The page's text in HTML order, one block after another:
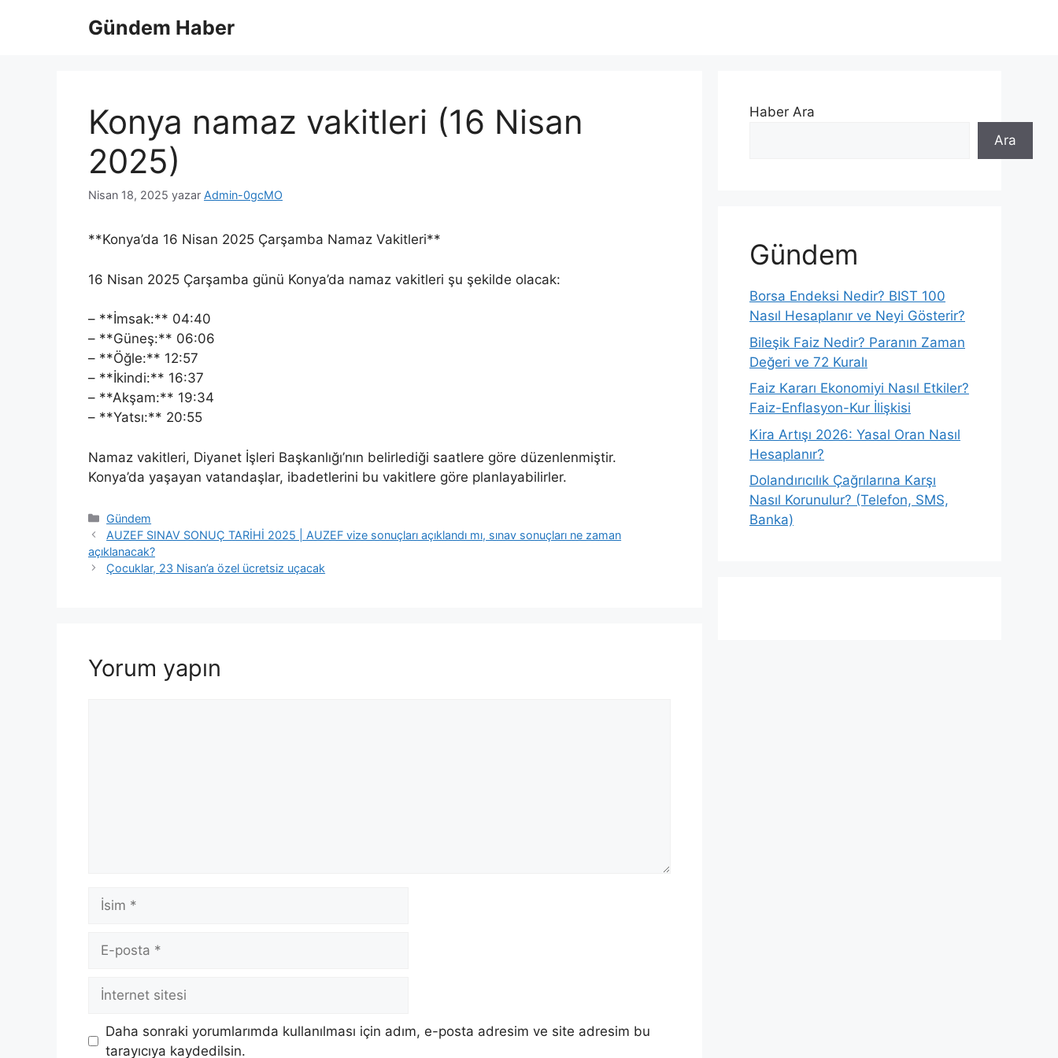
Gündem Haber
Konya namaz vakitleri (16 Nisan
2025)
Nisan 18, 2025 yazar Admin-0gcMO
**Konya’da 16 Nisan 2025 Çarşamba Namaz Vakitleri**
16 Nisan 2025 Çarşamba günü Konya’da namaz vakitleri şu şekilde olacak:
– **İmsak:** 04:40
– **Güneş:** 06:06
– **Öğle:** 12:57
– **İkindi:** 16:37
– **Akşam:** 19:34
– **Yatsı:** 20:55
Namaz vakitleri, Diyanet İşleri Başkanlığı’nın belirlediği saatlere göre düzenlenmiştir.
Konya’da yaşayan vatandaşlar, ibadetlerini bu vakitlere göre planlayabilirler.
Kategoriler
Gündem
AUZEF SINAV SONUÇ TARİHİ 2025 | AUZEF vize sonuçları açıklandı mı, sınav sonuçları ne zaman
açıklanacak?
Çocuklar, 23 Nisan’a özel ücretsiz uçacak
Yorum yapın
İsim
posta
İnternet
sitesi
Daha sonraki yorumlarımda kullanılması için adım, e-posta adresim ve site adresim bu
tarayıcıya kaydedilsin.
Haber Ara
Ara
Gündem
Borsa Endeksi Nedir? BIST 100
Nasıl Hesaplanır ve Neyi Gösterir?
Bileşik Faiz Nedir? Paranın Zaman
Değeri ve 72 Kuralı
Faiz Kararı Ekonomiyi Nasıl Etkiler?
Faiz-Enflasyon-Kur İlişkisi
Kira Artışı 2026: Yasal Oran Nasıl
Hesaplanır?
Dolandırıcılık Çağrılarına Karşı
Nasıl Korunulur? (Telefon, SMS,
Banka)